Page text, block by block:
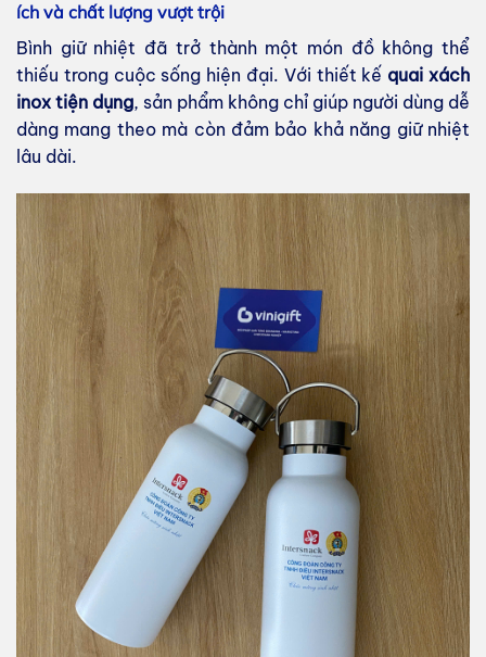
ích và chất lượng vượt trội
Bình giữ nhiệt đã trở thành một món đồ không thể
thiếu trong cuộc sống hiện đại. Với thiết kế quai xách
inox tiện dụng, sản phẩm không chỉ giúp người dùng dễ
dàng mang theo mà còn đảm bảo khả năng giữ nhiệt
lâu dài.